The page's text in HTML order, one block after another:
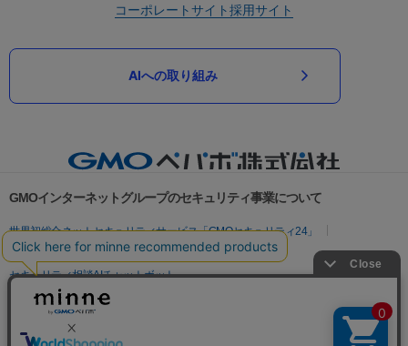
コーポレートサイト採用サイト
AIへの取り組み
GMOインターネットグループのセキュリティ事業について
世界初総合ネットセキュリティサービス「GMOセキュリティ24」
パスワード漏洩診断
Webサイトリスク診断
セキュリティ相談AIチャットボット
実在証明・盗聴対策
サイバー攻撃対策（GMO Flatt Security）